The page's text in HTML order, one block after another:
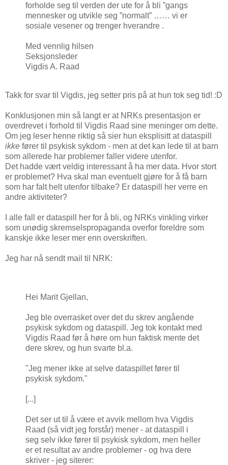
forholde seg til verden der ute for å bli ”gangs
mennesker og utvikle seg ”normalt” …… vi er
sosiale vesener og trenger hverandre .
Med vennlig hilsen
Seksjonsleder
Vigdis A. Raad
Takk for svar til Vigdis, jeg setter pris på at hun tok seg tid! :D
Konklusjonen min så langt er at NRKs presentasjon er
overdrevet i forhold til Vigdis Raad sine meninger om dette.
Om jeg leser henne riktig så sier hun eksplisitt at dataspill
ikke fører til psykisk sykdom - men at det kan lede til at barn
som allerede har problemer faller videre utenfor.
Det hadde vært veldig interessant å ha mer data. Hvor stort
er problemet? Hva skal man eventuelt gjøre for å få barn
som har falt helt utenfor tilbake? Er dataspill her verre en
andre aktiviteter?
I alle fall er dataspill her for å bli, og NRKs vinkling virker
som unødig skremselspropaganda overfor foreldre som
kanskje ikke leser mer enn overskriften.
Jeg har nå sendt mail til NRK:
Hei Marit Gjellan,
Jeg ble overrasket over det du skrev angående
psykisk sykdom og dataspill. Jeg tok kontakt med
Vigdis Raad før å høre om hun faktisk mente det
dere skrev, og hun svarte bl.a.
"Jeg mener ikke at selve dataspillet fører til
psykisk sykdom."
[...]
Det ser ut til å være et avvik mellom hva Vigdis
Raad (så vidt jeg forstår) mener - at dataspill i
seg selv ikke fører til psykisk sykdom, men heller
er et resultat av andre problemer - og hva dere
skriver - jeg siterer: